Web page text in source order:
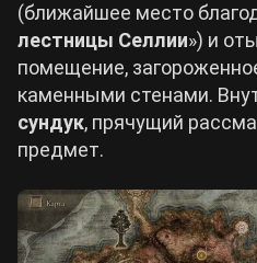
(ближайшее место
лестницы Селлии») и
помещение,
каменными стенами.
сундук, прячущий
предмет.